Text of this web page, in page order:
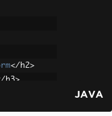
</ h2>
h3>
JAVA